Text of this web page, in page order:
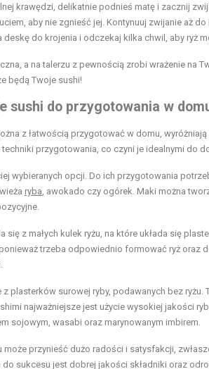
krawędzi, delikatnie podnieś matę i zacznij
aby nie zgnieść jej. Kontynuuj zwijanie aż
do krojenia i odczekaj kilka chwil, aby ryż
a na talerzu z pewnością zrobi wrażenie na
będą Twoje sushi!
sushi do przygotowania w
z łatwością przygotować w domu, wyróżniają
przygotowania, co czyni je idealnymi do
wybieranych opcji. Do ich przygotowania
ryba , awokado czy ogórek. Maki można
z małych kulek ryżu, na które układa się
trzeba odpowiednio formować ryż oraz
plasterków surowej ryby, podawanych bez
najważniejsze jest użycie wysokiej jakości
sojowym, wasabi oraz marynowanym imbirem.
przynieść dużo radości i satysfakcji,
sukcesu jest dobrej jakości składniki oraz